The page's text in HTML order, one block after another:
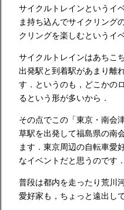
サイクルトレインというイ
ま持ち込んでサイクリング
クリングを楽しむというイ
サイクルトレインはあちこ
出発駅と到着駅があまり離
す．というのも，どこかの
るという形が多いから．
その点でこの「東京・南会
草駅を出発して福島県の南
ます．東京周辺の自転車愛
なイベントだと思うのです．
普段は都内を走ったり荒川
愛好家も，ちょっと遠出し